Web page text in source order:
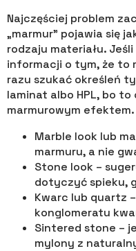
Najczęściej problem
„marmur” pojawia się
rodzaju materiału.
informacji o tym, że to
razu szukać określeń
laminat albo HPL, bo
marmurowym efektem.
Marble look lub
marmuru, a nie
Stone look –
dotyczyć spieku,
Kwarc lub quartz
konglomeratu
Sintered stone –
mylony z